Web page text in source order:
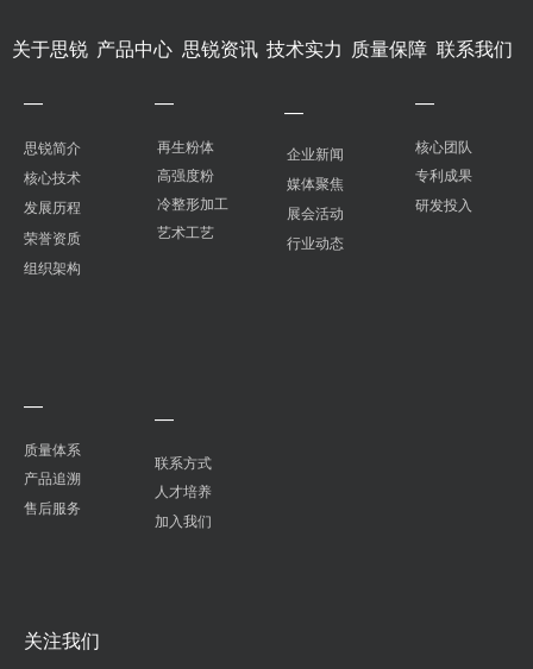
—
思锐简介
核心技术
发展历程
荣誉资质
组织架构
再生粉体
高强度粉
冷整形加工
艺术工艺
—
核心团队
专利成果
研发投入
—
质量体系
产品追溯
售后服务
—
联系方式
人才培养
加入我们
—
关注我们
企业新闻
媒体聚焦
展会活动
行业动态
—
关于思锐 产品中心 思锐资讯 技术实力 质量保障 联系我们